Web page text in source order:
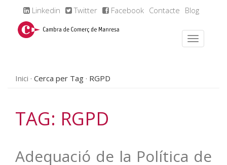
Linkedin Twitter Facebook Contacte Blog
Inici Cerca per Tag RGPD
TAG: RGPD
Adequació de la Política de